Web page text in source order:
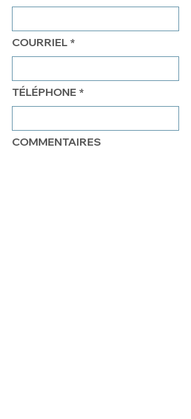
COURRIEL
TÉLÉPHONE
COMMENTAIRES